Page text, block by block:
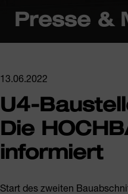
Presse &
13.06.2022
U4-
Die
informiert
Start des zweiten